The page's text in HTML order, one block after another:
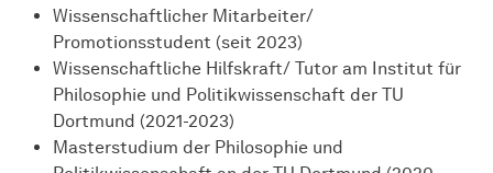
Wissenschaftlicher Mitarbeiter/
Promotionsstudent (seit 2023)
Wissenschaftliche Hilfskraft/ Tutor am Institut für
Philosophie und Politikwissenschaft der TU
Dortmund (2021-2023)
Masterstudium der Philosophie und